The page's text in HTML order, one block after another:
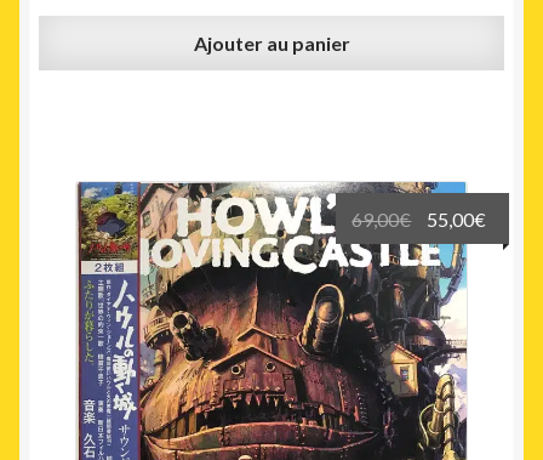
Ajouter au panier
69,00€
Le
prix
initial
était :
69,00€.
55,00€
prix